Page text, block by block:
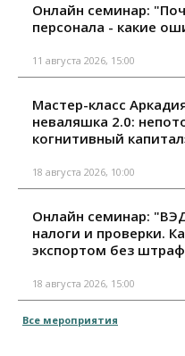
Онлайн семинар:
персонала - какие
11 августа 2026, 15:00
Мастер-класс
неваляшка 2.0:
когнитивный
18 августа 2026, 10:00
Онлайн семинар:
налоги и проверки.
экспортом без
18 августа 2026, 15:00
Все мероприятия